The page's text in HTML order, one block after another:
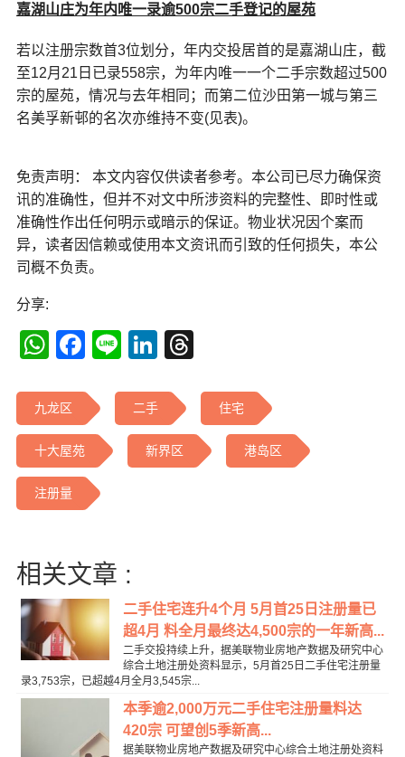
嘉湖山庄为年内唯一录逾500宗二手登记的屋苑
若以注册宗数首3位划分，年内交投居首的是嘉湖山庄，截
至12月21日已录558宗，为年内唯一一个二手宗数超过500
宗的屋苑，情况与去年相同；而第二位沙田第一城与第三
名美孚新邨的名次亦维持不变(见表)。
免责声明： 本文内容仅供读者参考。本公司已尽力确保资
讯的准确性，但并不对文中所涉资料的完整性、即时性或
准确性作出任何明示或暗示的保证。物业状况因个案而
异，读者因信赖或使用本文资讯而引致的任何损失，本公
司概不负责。
分享:
WhatsApp
Facebook
LineLinkedIn
九龙区 二手 住宅
十大屋苑 新界区 港岛区
注册量
相关文章 :
二手住宅连升4个月 5月首25日注册量已
超4月 料全月最终达4,500宗的一年新高...
二手交投持续上升，据美联物业房地产数据及研究中心
综合土地注册处资料显示，5月首25日二手住宅注册量
录3,753宗，已超越4月全月3,545宗...
本季逾2,000万元二手住宅注册量料达
420宗 可望创5季新高...
据美联物业房地产数据及研究中心综合土地注册处资料